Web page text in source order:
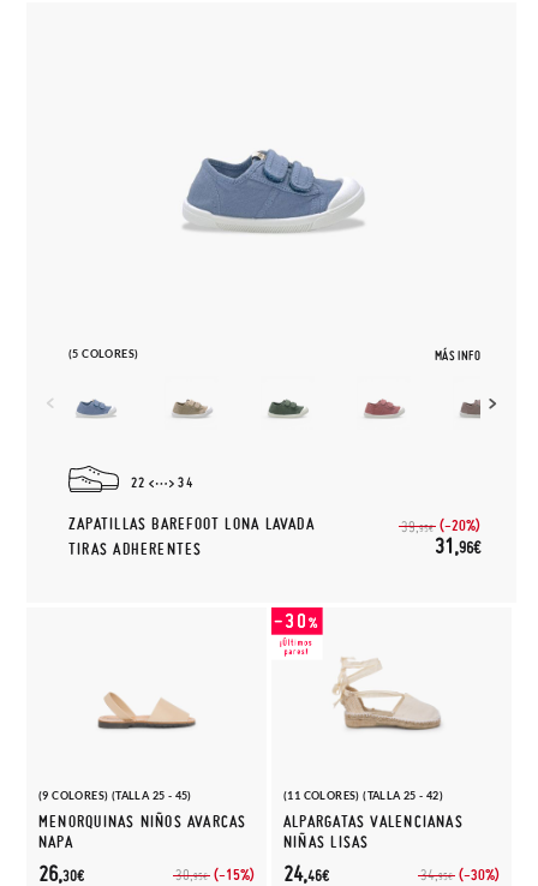
(5 COLORES) MÁS INFO
22 34
ZAPATILLAS BAREFOOT LONA LAVADA
TIRAS ADHERENTES
39,95€ (-20%)
31,96€
(9 COLORES) (TALLA 25 - 45)
MENORQUINAS NIÑOS AVARCAS
NAPA
30,95€ (-15%)
26,30€
(11 COLORES) (TALLA 25 - 42)
ALPARGATAS VALENCIANAS
NIÑAS LISAS
34,95€ (-30%)
24,46€